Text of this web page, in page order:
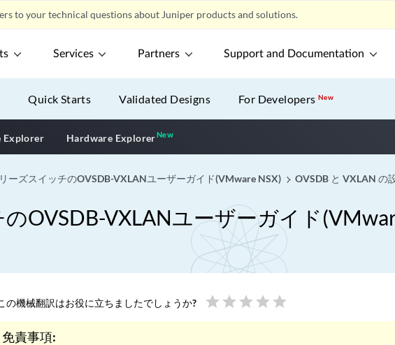
to your technical questions about Juniper products and solutions.
Services Partners Support and Documentation
Quick Starts Validated Designs For DevelopersNew
Explorer Hardware ExplorerNewNew application
ーズスイッチのOVSDB-VXLANユーザーガイド(VMware NSX) OVSDB と VXLAN の
OVSDB-VXLANユーザーガイド
の機械翻訳はお役に立ちましたでしょうか? star star star star star
免責事項: